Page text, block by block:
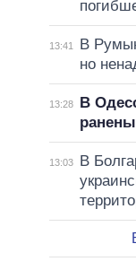
13:41
В
но
13:28
В
13:03
В